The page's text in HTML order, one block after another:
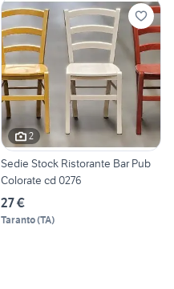
2
Sedie Stock Ristorante Bar Pub
Colorate cd 0276
27 €
Taranto(TA)